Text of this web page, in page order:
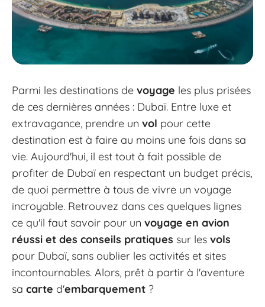
Parmi les destinations de voyage les plus prisées
de ces dernières années : Dubaï. Entre luxe et
extravagance, prendre un vol pour cette
destination est à faire au moins une fois dans sa
vie. Aujourd'hui, il est tout à fait possible de
profiter de Dubaï en respectant un budget précis,
de quoi permettre à tous de vivre un voyage
incroyable. Retrouvez dans ces quelques lignes
ce qu'il faut savoir pour un voyage en avion
réussi et des conseils pratiques sur les vols
pour Dubaï, sans oublier les activités et sites
incontournables. Alors, prêt à partir à l'aventure
sa carte d'embarquement ?